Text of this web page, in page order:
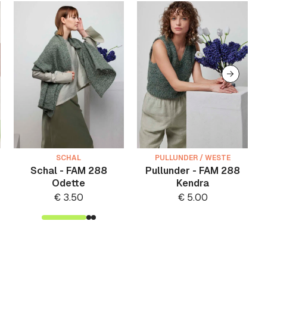
SCHAL
Schal - FAM 288
Odette
€ 3.50
PULLUNDER / WESTE
Pullunder - FAM 288
Kendra
€5.00